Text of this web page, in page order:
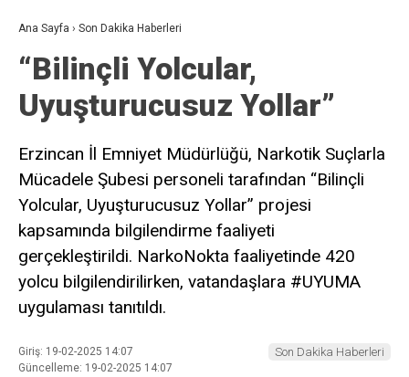
Ana Sayfa › Son Dakika Haberleri
“Bilinçli Yolcular,
Uyuşturucusuz Yollar”
Erzincan İl Emniyet Müdürlüğü, Narkotik Suçlarla
Mücadele Şubesi personeli tarafından “Bilinçli
Yolcular, Uyuşturucusuz Yollar” projesi
kapsamında bilgilendirme faaliyeti
gerçekleştirildi. NarkoNokta faaliyetinde 420
yolcu bilgilendirilirken, vatandaşlara #UYUMA
uygulaması tanıtıldı.
Giriş: 19-02-2025 14:07
Güncelleme: 19-02-2025 14:07
Son Dakika Haberleri